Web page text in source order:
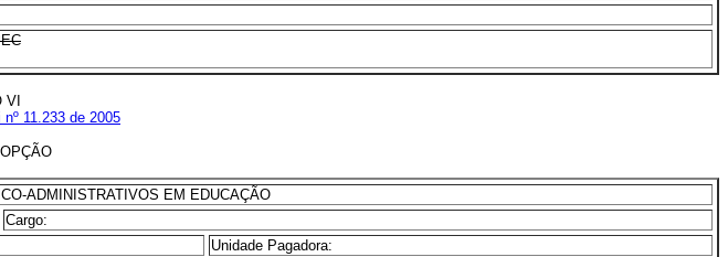
VI
11.233 de 2005
ADMINISTRATIVOS EM EDUCAÇÃO
Cargo:
Unidade Pagadora: